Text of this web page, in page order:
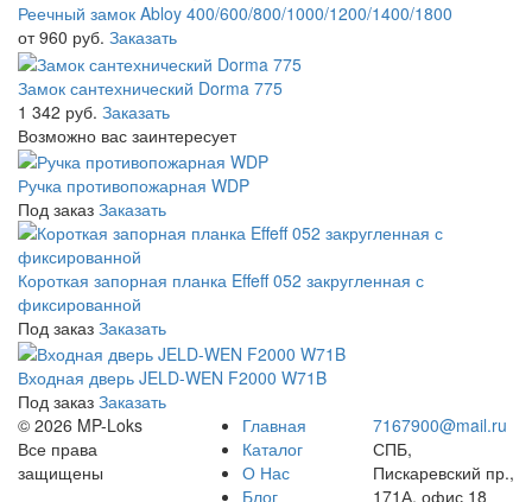
Реечный замок Abloy 400/600/800/1000/1200/1400/1800
от 960 руб. Заказать
Замок сантехнический Dorma 775
1 342 руб. Заказать
Возможно вас заинтересует
Ручка противопожарная WDP
Под заказ Заказать
Короткая запорная планка Effeff 052 закругленная с
фиксированной
Под заказ Заказать
Входная дверь JELD-WEN F2000 W71B
Под заказ Заказать
© 2026 MP-Loks
Все права
защищены
Главная
Каталог
О Нас
Блог
7167900@mail.ru
СПБ,
Пискаревский пр.,
171А, офис 18